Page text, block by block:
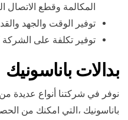
المكالمة وقطع الاتصال
توفير الوقت والجهد
توفير تكلفة على الشركة
بدالات باناسونيك
نوفر في شركتنا أنواع عديدة
باناسونيك ،التي امكنك من